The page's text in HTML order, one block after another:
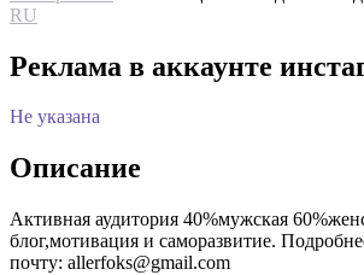
RU
Реклама в аккаунте
Не указана
Описание
Активная аудитория 40%мужская
блог,мотивация и саморазвитие.
почту: allerfoks@gmail.com